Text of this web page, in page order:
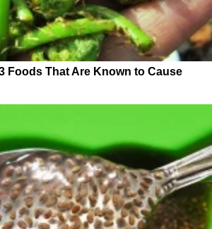
Foods That Are Known to Cause